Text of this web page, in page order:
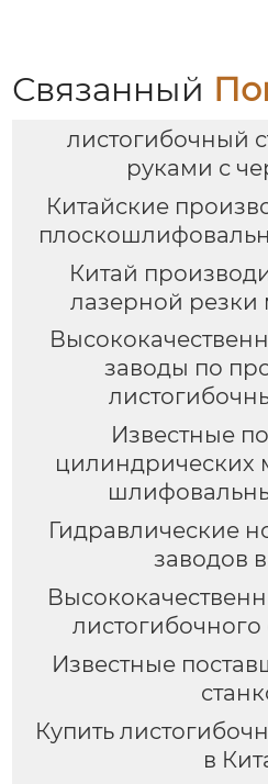
Связанный
листогибочный
руками с
Китайские
Китай
лазерной
заводы по
Известные
цилиндрических
Гидравлические
заводов
листогибочного
Известные
Купить
в